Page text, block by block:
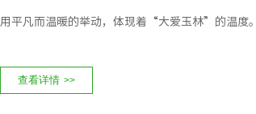
用平凡而温暖的举动，体现着“大爱玉林”的温度。
查看详情 >>